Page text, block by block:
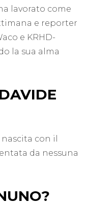
lavorato come
e reporter
e KRHD-
la sua alma
con il
da nessuna